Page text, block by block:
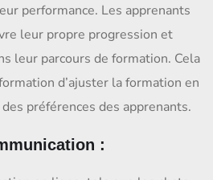
performance. Les apprenants
leur propre progression et
leur parcours de formation. Cela
d’ajuster la formation en
préférences des apprenants.
: